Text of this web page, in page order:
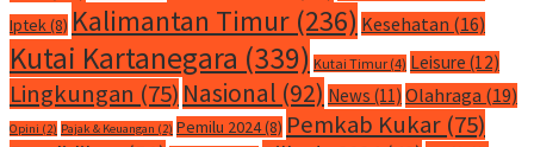
Iptek(8) Kalimantan Timur (236) Kesehatan (16)
Kutai Kartanegara (339) Kutai Timur (4) Leisure (12)
Lingkungan (75) Nasional (92) News (11) Olahraga (19)
Opini (2) Pajak & Keuangan (2) Pemilu 2024(8) Pemkab Kukar (75)